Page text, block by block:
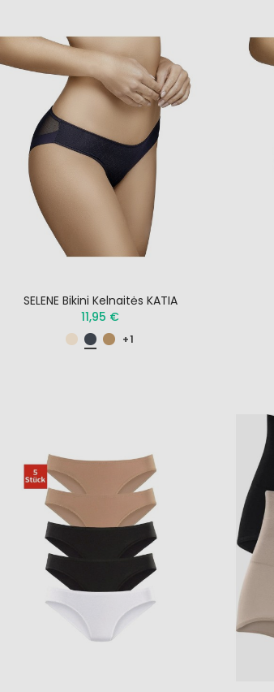
SELENE Bikini Kelnaitės KATIA
11,95 €
+1
NUANCE kelnaitės slyvos
NATURANA liemenėlė
17214 596
4,80 €
8,00 €
NATURANA liemenėlė
4,80 €